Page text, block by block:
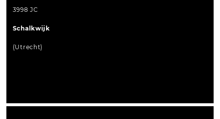
3998 JC
Schalkwijk
(Utrecht)